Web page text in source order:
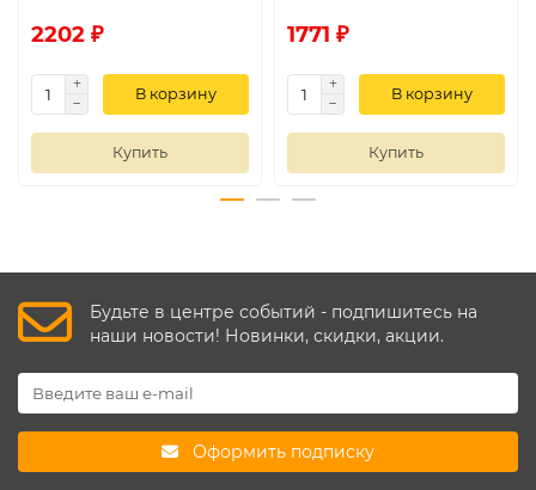
2202 ₽
В корзину
Купить
1771 ₽
В корзину
Купить
Будьте в центре событий - подпишитесь на
наши новости! Новинки, скидки, акции.
Оформить подписку